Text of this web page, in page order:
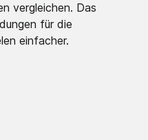
vergleichen. Das
für die
einfacher.